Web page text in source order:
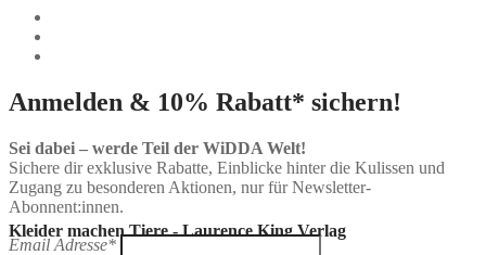
Kleider machen Tiere - Laurence King Verlag
Anmelden & 10% Rabatt* sichern!
Sei dabei – werde Teil der WiDDA Welt!
Sichere dir exklusive Rabatte, Einblicke hinter die Kulissen und
Zugang zu besonderen Aktionen, nur für Newsletter-
Abonnent:innen.
Email Adresse*